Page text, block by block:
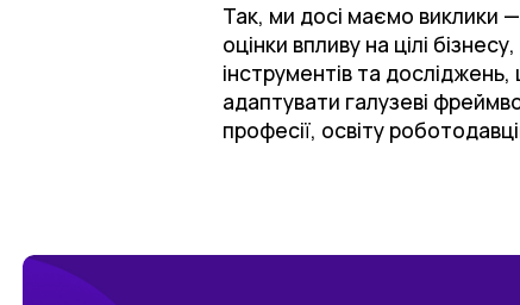
Так, ми досі маємо виклики
оцінки впливу на цілі
інструментів та
адаптувати галузеві
професії, освіту